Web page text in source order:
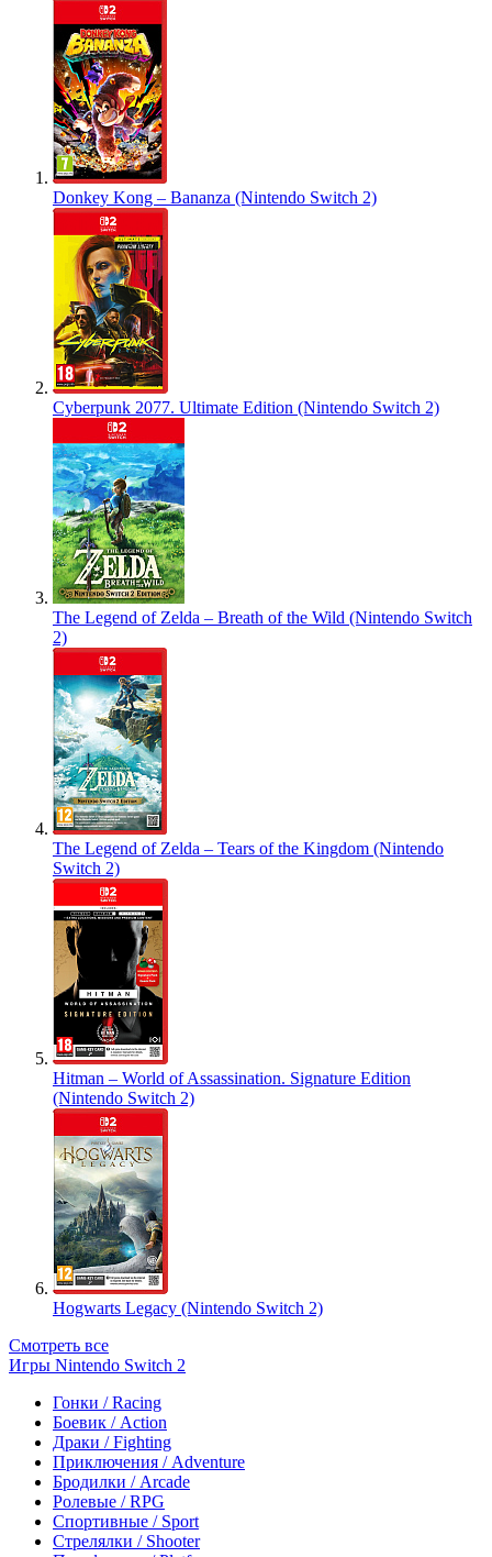
Donkey Kong – Bananza (Nintendo Switch 2)
Cyberpunk 2077. Ultimate Edition (Nintendo Switch 2)
The Legend of Zelda – Breath of the Wild (Nintendo Switch
2)
The Legend of Zelda – Tears of the Kingdom (Nintendo
Switch 2)
Hitman – World of Assassination. Signature Edition
(Nintendo Switch 2)
Hogwarts Legacy (Nintendo Switch 2)
Смотреть все
Игры Nintendo Switch 2
Гонки / Racing
Боевик / Action
Драки / Fighting
Приключения / Adventure
Бродилки / Arcade
Ролевые / RPG
Спортивные / Sport
Стрелялки / Shooter